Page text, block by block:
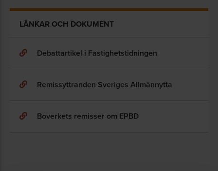
LÄNKAR OCH DOKUMENT
Debattartikel i Fastighetstidningen
Remissyttranden Sveriges Allmännytta
Boverkets remisser om EPBD